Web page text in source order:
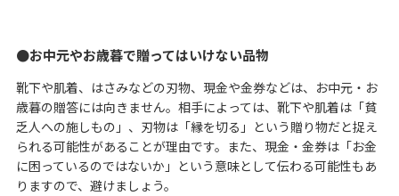
お中元やお歳暮で贈ってはいけない品物
靴下や肌着、はさみなどの刃物、現金や金券などは、お中元・お
歳暮の贈答には向きません。相手によっては、靴下や肌着は「貧
乏人への施しもの」、刃物は「縁を切る」という贈り物だと捉え
られる可能性があることが理由です。また、現金・金券は「お金
に困っているのではないか」という意味として伝わる可能性もあ
りますので、避けましょう。